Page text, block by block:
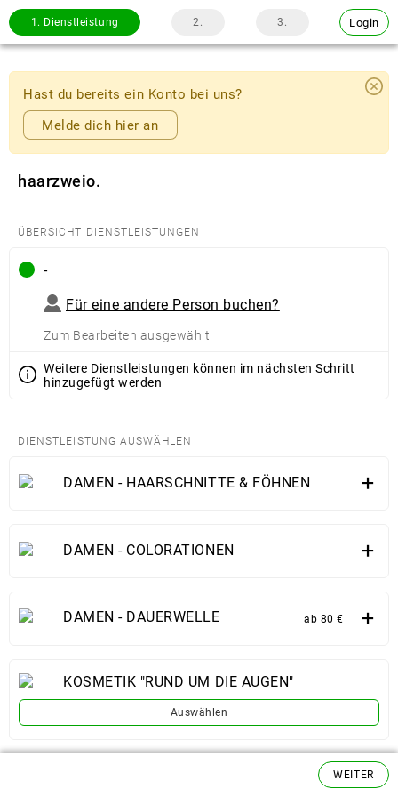
1. Dienstleistung 2. 3. Login
Hast du bereits ein Konto bei uns?
Melde dich hier an
haarzweio.
ÜBERSICHT DIENSTLEISTUNGEN
-
Für eine andere Person buchen?
Zum Bearbeiten ausgewählt
Weitere Dienstleistungen können im nächsten Schritt
hinzugefügt werden
DIENSTLEISTUNG AUSWÄHLEN
DAMEN - HAARSCHNITTE & FÖHNEN +
DAMEN - COLORATIONEN +
DAMEN - DAUERWELLE ab 80 € +
KOSMETIK "RUND UM DIE AUGEN"
Auswählen
+
WEITER